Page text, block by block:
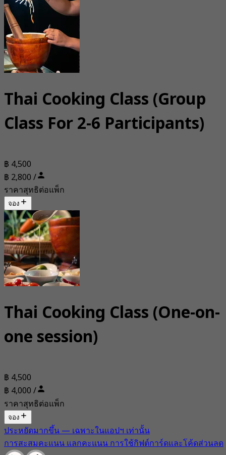
Thai Cooking Class (Group
Class For 2-6 Participants)
฿ 4,500
฿ 2,800 /
ราคาสุทธิต่อแพ็ก
จอง
Thai Cooking Class (One-on-
one session)
฿ 4,500
฿ 4,000 /
ราคาสุทธิต่อแพ็ก
จอง
ประหยัดมากขึ้น — เฉพาะในแอปฯ เท่านั้น
การสะสมคะแนน แลกคะแนน การใช้กิฟต์การ์ดและโค้ดส่วนลด